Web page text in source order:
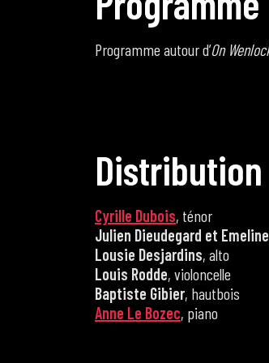
Programme autour d’On
Distribution
Cyrille Dubois, ténor
Julien Dieudegard et
Lousie Desjardins, alto
Louis Rodde, violoncelle
Baptiste Gibier, hautbois
Anne Le Bozec, piano